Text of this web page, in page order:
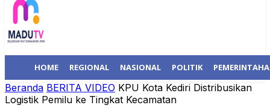
HOME REGIONAL NASIONAL POLITIK
Beranda BERITA VIDEO KPU Kota Kediri Distribusikan
Logistik Pemilu ke Tingkat Kecamatan